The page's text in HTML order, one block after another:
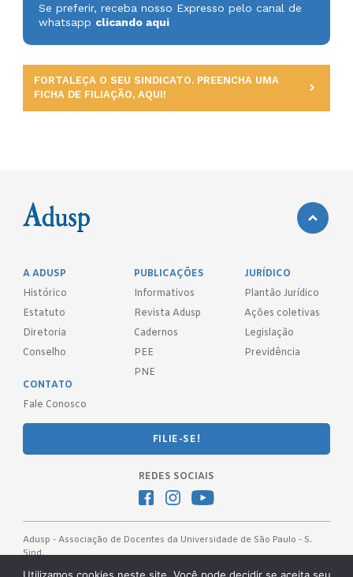
Se preferir, receba nosso Expresso pelo canal de
whatsapp clicando aqui
FORTALEÇA O SEU SINDICATO. PREENCHA UMA
FICHA DE FILIAÇÃO, AQUI!
A ADUSP
Histórico
Estatuto
Diretoria
Conselho
PUBLICAÇÕES
Informativos
Revista Adusp
Cadernos
PEE
PNE
JURÍDICO
Plantão Jurídico
Ações coletivas
Legislação
Previdência
CONTATO
Fale Conosco
FILIE-SE!
REDES SOCIAIS
Adusp - Associação de Docentes da Universidade de São Paulo - S.
Sind.
Av. Prof. Almeida Prado, 1366 - São Paulo, SP - CEP 05508-070